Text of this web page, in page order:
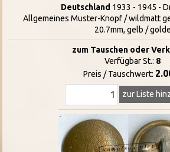
Deutschland 1933 - 1945 -
Allgemeines Muster-Knopf / wildmatt
20.7mm, gelb /
zum Tauschen oder
Verfügbar St.: 8
Preis / Tauschwert:
zur Liste